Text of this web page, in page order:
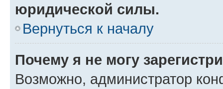
юридической силы.
Вернуться к началу
Почему я не могу
Возможно, администратор